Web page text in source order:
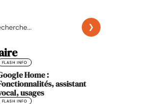
FLASH INFO
Home :
assistant
usages
FLASH INFO